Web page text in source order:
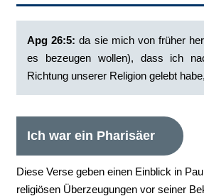
Apg 26:5:‭da sie mich von früher
es bezeugen wollen), dass ich
Richtung unserer Religion gelebt
Ich war ein Pharisäer
Diese Verse geben einen Einblick in
religiösen Überzeugungen vor seiner